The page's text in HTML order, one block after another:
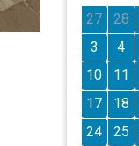
27
28
3
4
10
11
17
18
24
25